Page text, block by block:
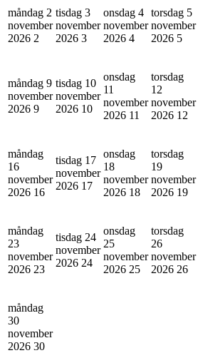
måndag 2
november
2026 2
tisdag 3
november
2026 3
onsdag 4
november
2026 4
torsdag 5
november
2026 5
måndag 9
november
2026 9
tisdag 10
november
2026 10
onsdag
11
november
2026 11
torsdag
12
november
2026 12
måndag
16
november
2026 16
tisdag 17
november
2026 17
onsdag
18
november
2026 18
torsdag
19
november
2026 19
måndag
23
november
2026 23
tisdag 24
november
2026 24
onsdag
25
november
2026 25
torsdag
26
november
2026 26
måndag
30
november
2026 30